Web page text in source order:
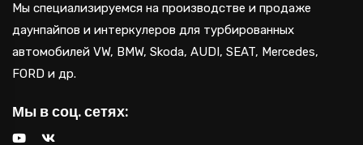
Мы специализируемся на производстве и продаже
даунпайпов и интеркулеров для турбированных
автомобилей VW, BMW, Skoda, AUDI, SEAT, Mercedes,
FORD и др.
Мы в соц. сетях: